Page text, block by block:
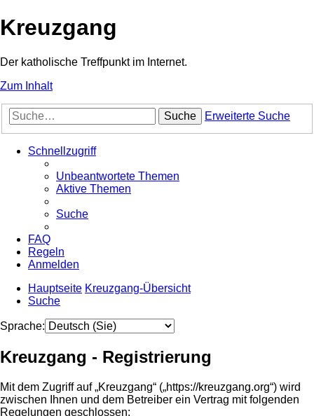
Kreuzgang
Der katholische Treffpunkt im Internet.
Zum Inhalt
Suche Erweiterte Suche
Schnellzugriff
Unbeantwortete Themen
Aktive Themen
Suche
FAQ
Regeln
Anmelden
Hauptseite Kreuzgang-Übersicht
Suche
Sprache:
Kreuzgang - Registrierung
Mit dem Zugriff auf „Kreuzgang“ („https://kreuzgang.org“) wird
zwischen Ihnen und dem Betreiber ein Vertrag mit folgenden
Regelungen geschlossen: